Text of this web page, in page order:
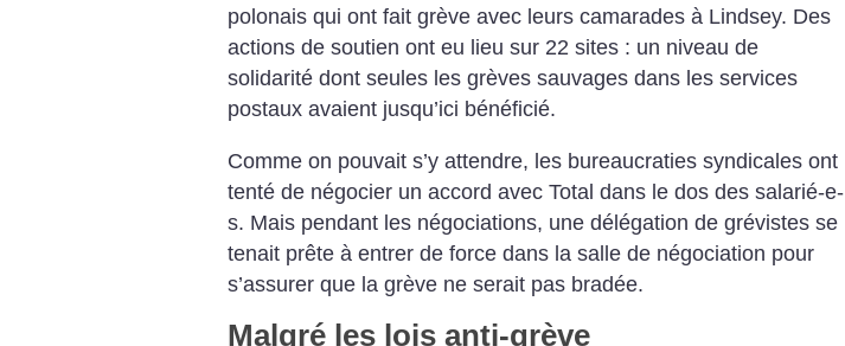
polonais qui ont fait grève avec leurs camarades à Lindsey. Des
actions de soutien ont eu lieu sur 22 sites : un niveau de
solidarité dont seules les grèves sauvages dans les services
postaux avaient jusqu’ici bénéficié.
Comme on pouvait s’y attendre, les bureaucraties syndicales ont
tenté de négocier un accord avec Total dans le dos des salarié-e-
s. Mais pendant les négociations, une délégation de grévistes se
tenait prête à entrer de force dans la salle de négociation pour
s’assurer que la grève ne serait pas bradée.
Malgré les lois anti-grève